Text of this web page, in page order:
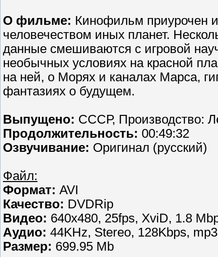
О фильме: Кинофильм приурочен
человечеством иных планет.
данные смешиваются с игровой
необычных условиях на красной
на ней, о Морях и каналах Марса,
фантазиях о будущем.
Выпущено: СССР, Производство:
Продолжительность: 00:49:32
Озвучивание: Оригинал (русский)
Файл:
Формат: AVI
Качество: DVDRip
Видео: 640x480, 25fps, XviD, 1.8
Аудио: 44KHz, Stereo, 128Kbps, mp3
Размер: 699.95 Mb